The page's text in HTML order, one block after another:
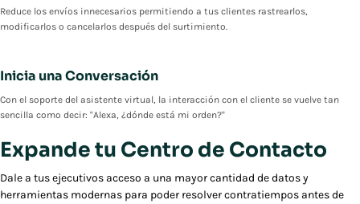
Reduce los envíos innecesarios permitiendo a tus clientes rastrearlos,
modificarlos o cancelarlos después del surtimiento.
Inicia una Conversación
Con el soporte del asistente virtual, la interacción con el cliente se vuelve tan
sencilla como decir: "Alexa, ¿dónde está mi orden?"
Expande tu Centro de Contacto
Dale a tus ejecutivos acceso a una mayor cantidad de datos y
herramientas modernas para poder resolver contratiempos antes de